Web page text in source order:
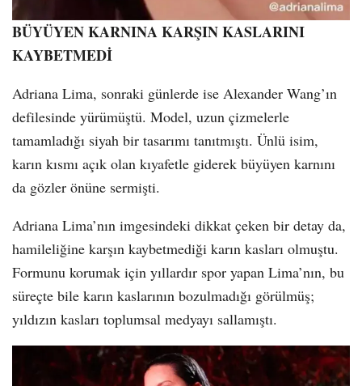
BÜYÜYEN KARNINA KARŞIN KASLARINI
KAYBETMEDİ
Adriana Lima, sonraki günlerde ise Alexander Wang’ın
defilesinde yürümüştü. Model, uzun çizmelerle
tamamladığı siyah bir tasarımı tanıtmıştı. Ünlü isim,
karın kısmı açık olan kıyafetle giderek büyüyen karnını
da gözler önüne sermişti.
Adriana Lima’nın imgesindeki dikkat çeken bir detay da,
hamileliğine karşın kaybetmediği karın kasları olmuştu.
Formunu korumak için yıllardır spor yapan Lima’nın, bu
süreçte bile karın kaslarının bozulmadığı görülmüş;
yıldızın kasları toplumsal medyayı sallamıştı.